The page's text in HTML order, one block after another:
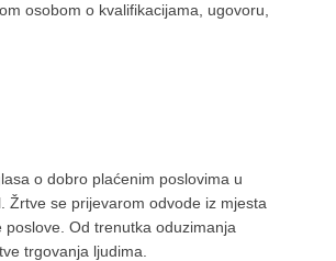
osobom o kvalifikacijama, ugovoru,
o dobro plaćenim poslovima u
Žrtve se prijevarom odvode iz mjesta
Od trenutka oduzimanja
trgovanja ljudima.